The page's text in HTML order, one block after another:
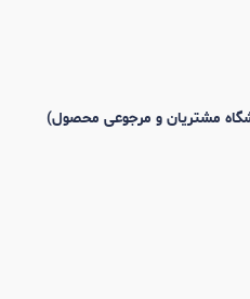
مشتریان و مرجوعی محصول)